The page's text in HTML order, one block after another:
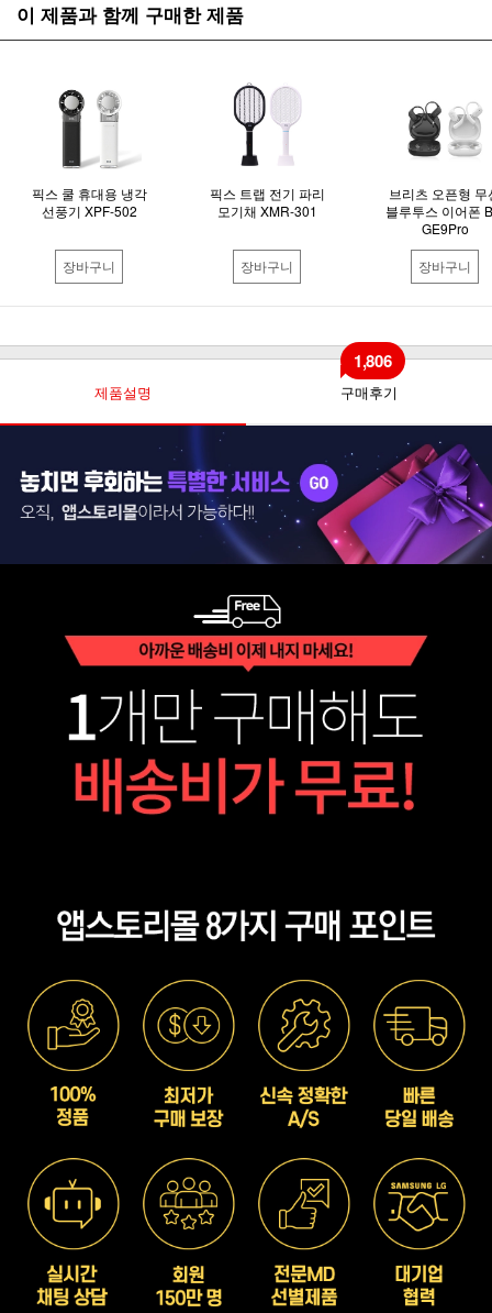
이 제품과 함께 구매한 제품
픽스 쿨 휴대용 냉각
선풍기 XPF-502
장바구니
픽스 트랩 전기 파리
모기채 XMR-301
장바구니
브리츠 오픈형 무
블루투스 이어폰
GE9Pro
장바구니
제품설명 구매후기
1,806